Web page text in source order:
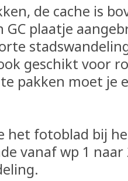
de cache is
GC plaatje
geschikt voor
pakken moet je
het fotoblad bij
vanaf wp 1